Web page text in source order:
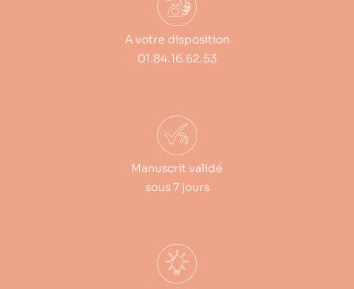
A votre disposition
01.84.16.62.53
Manuscrit validé
sous 7 jours